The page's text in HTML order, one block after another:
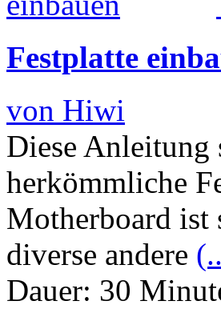
Festplatte
von Hiwi
Diese Anleitung
herkömmliche
Motherboard ist
diverse andere
Dauer: 30